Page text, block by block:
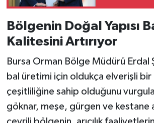
Trump'tan
CAATSA
Bölgenin Doğal Yapısı
Kalitesini Artırıyor
Bursa Orman Bölge Müdürü Erdal
bal üretimi için oldukça elverişli
çeşitliliğine sahip olduğunu
göknar, meşe, gürgen ve kestane